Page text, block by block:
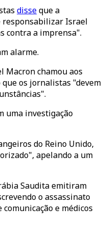
disseque a
responsabilizar Israel
contra a imprensa".
alarme.
Macron chamou aos
os jornalistas "devem
uma investigação
do Reino Unido,
apelando a um
Saudita emitiram
o assassinato
e médicos